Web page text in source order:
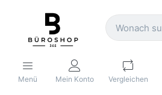
Menü Mein Konto Vergleichen